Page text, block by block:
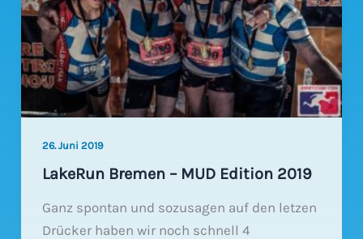
26. Juni 2019
LakeRun Bremen – MUD Edition 2019
Ganz spontan und sozusagen auf den letzen
Drücker haben wir noch schnell 4